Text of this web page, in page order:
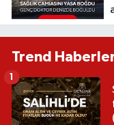
Trend
1